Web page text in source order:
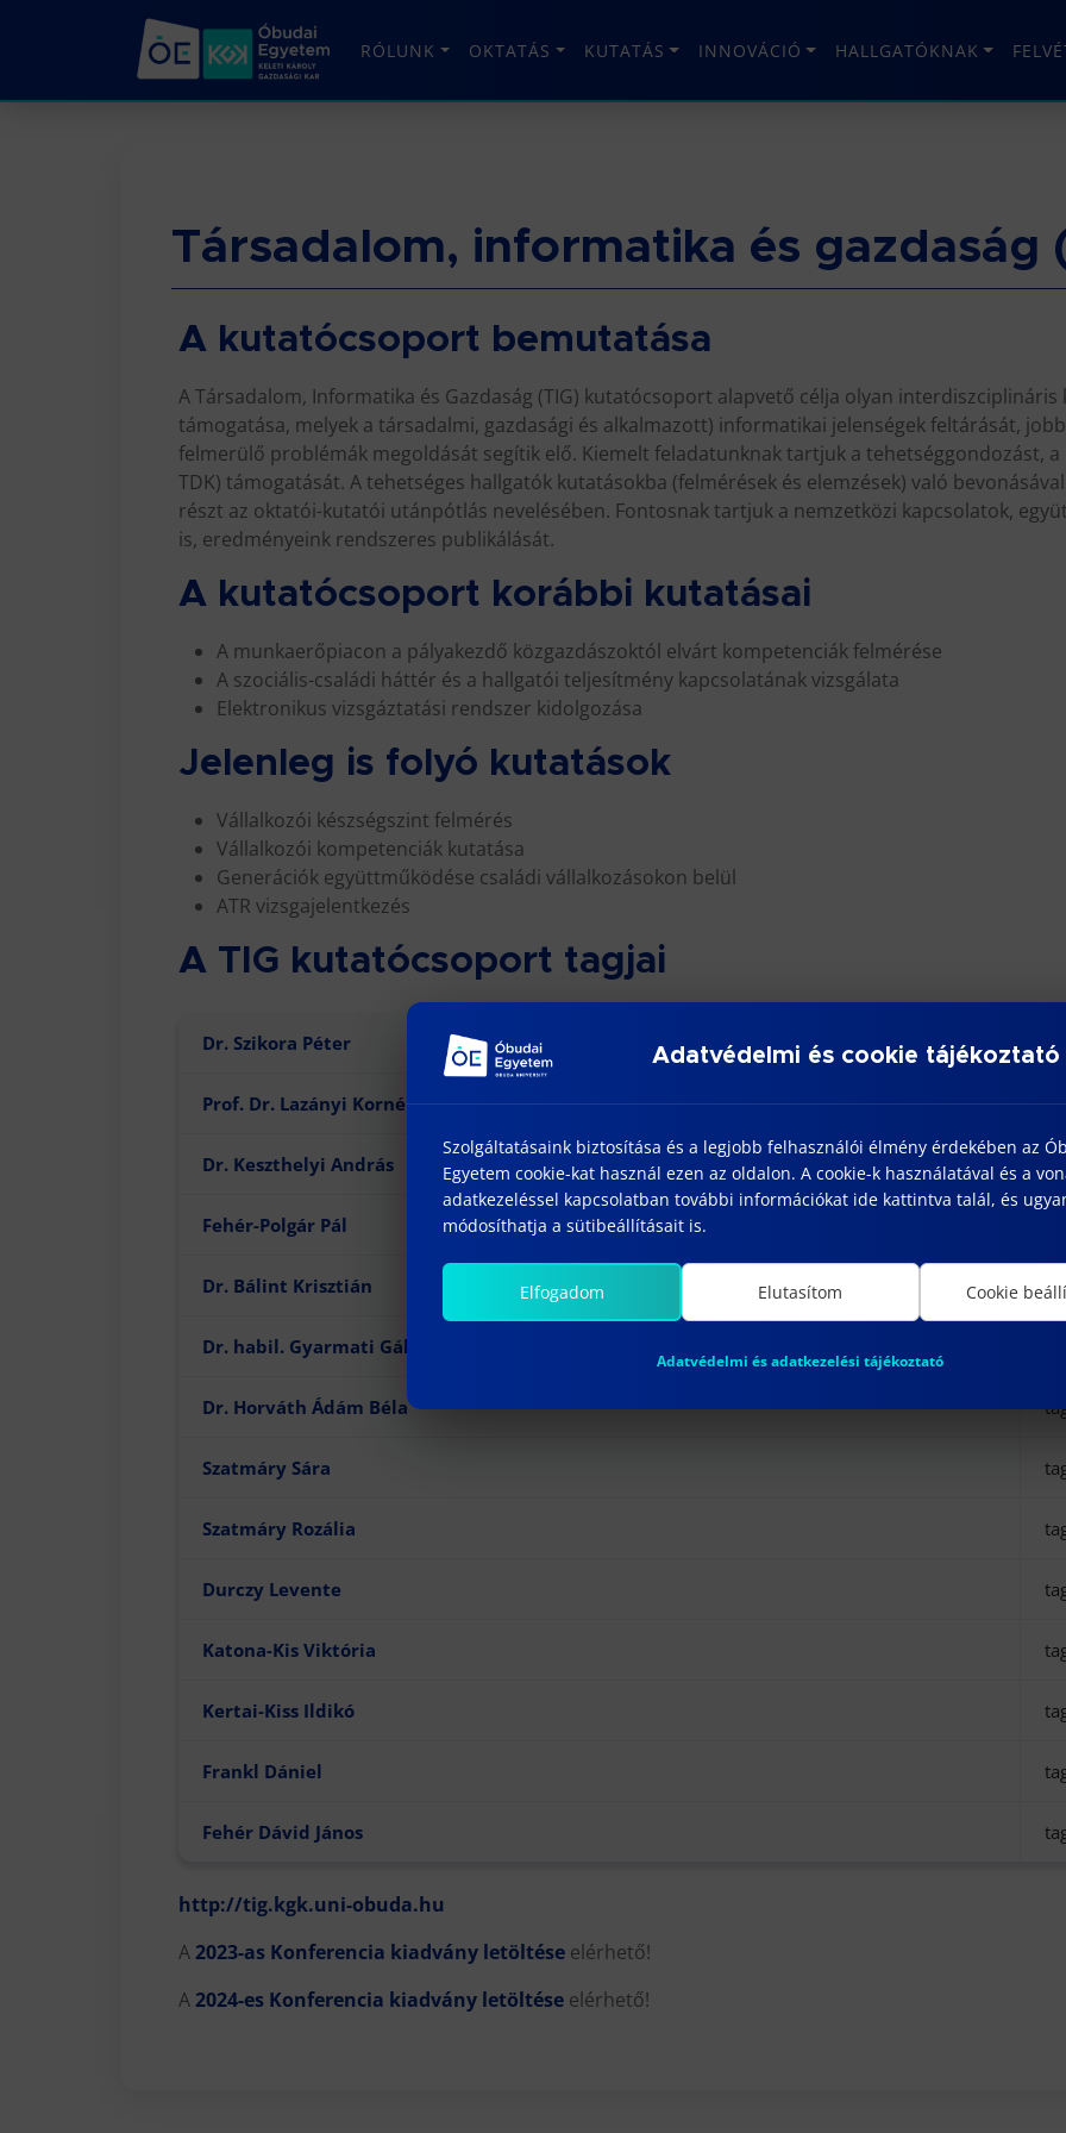
RÓLUNK OKTATÁS KUTATÁS INNOVÁCIÓ HALLGATÓKNAK
Társadalom, informatika és gazdaság
A kutatócsoport bemutatása
A Társadalom, Informatika és Gazdaság (TIG) kutatócsoport alapvető célja olyan interdiszciplináris
támogatása, melyek a társadalmi, gazdasági és alkalmazott) informatikai jelenségek feltárását,
felmerülő problémák megoldását segítik elő. Kiemelt feladatunknak tartjuk a tehetséggondozást,
TDK) támogatását. A tehetséges hallgatók kutatásokba (felmérések és elemzések) való
részt az oktatói-kutatói utánpótlás nevelésében. Fontosnak tartjuk a nemzetközi kapcsolatok,
is, eredményeink rendszeres publikálását.
A kutatócsoport korábbi kutatásai
A munkaerőpiacon a pályakezdő közgazdászoktól elvárt kompetenciák felmérése
A szociális-családi háttér és a hallgatói teljesítmény kapcsolatának vizsgálata
Elektronikus vizsgáztatási rendszer kidolgozása
Jelenleg is folyó kutatások
Vállalkozói készségszint felmérés
Vállalkozói kompetenciák kutatása
Generációk együttműködése családi vállalkozásokon belül
ATR vizsgajelentkezés
A TIG kutatócsoport tagjai
Dr. Szikora Péter
Prof. Dr. Lazányi Kornélia
Dr. Keszthelyi András
Fehér-Polgár Pál
Dr. Bálint Krisztián
Dr. habil. Gyarmati Gábor
Dr. Horváth Ádám Béla
Szatmáry Sára
Szatmáry Rozália
Durczy Levente
Katona-Kis Viktória
Kertai-Kiss Ildikó
Frankl Dániel
Fehér Dávid János
http://tig.kgk.uni-obuda.hu
A2023-as Konferencia kiadvány letöltése elérhető!
A2024-es Konferencia kiadvány letöltése elérhető!
Adatvédelmi és cookie tájékoztató
Szolgáltatásaink biztosítása és a legjobb felhasználói élmény érdekében az
Egyetem cookie-kat használ ezen az oldalon. A cookie-k használatával és a
adatkezeléssel kapcsolatban további információkat ide kattintva talál, és
módosíthatja a sütibeállításait is.
Elfogadom Elutasítom Cookie
Adatvédelmi és adatkezelési tájékoztató